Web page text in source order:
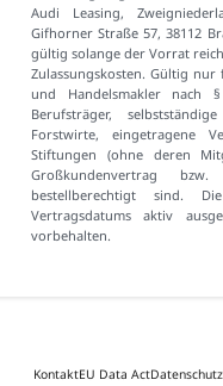
Audi Leasing,
Gifhorner Straße 57, 38112
gültig solange der Vorrat
Zulassungskosten. Gültig
und Handelsmakler nach
Berufsträger,
Forstwirte, eingetragene
Stiftungen (ohne deren
Großkundenvertrag
bestellberechtigt sind.
Vertragsdatums aktiv
vorbehalten.
KontaktEU Data Act